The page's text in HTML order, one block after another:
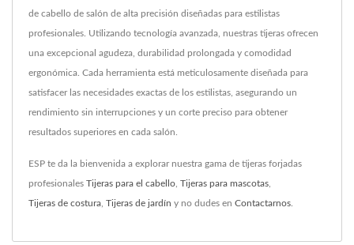
de cabello de salón de alta precisión diseñadas para estilistas
profesionales. Utilizando tecnología avanzada, nuestras tijeras ofrecen
una excepcional agudeza, durabilidad prolongada y comodidad
ergonómica. Cada herramienta está meticulosamente diseñada para
satisfacer las necesidades exactas de los estilistas, asegurando un
rendimiento sin interrupciones y un corte preciso para obtener
resultados superiores en cada salón.
ESP te da la bienvenida a explorar nuestra gama de tijeras forjadas
profesionales Tijeras para el cabello Tijeras para mascotas
Tijeras de costura Tijeras de jardín y no dudes en Contactarnos